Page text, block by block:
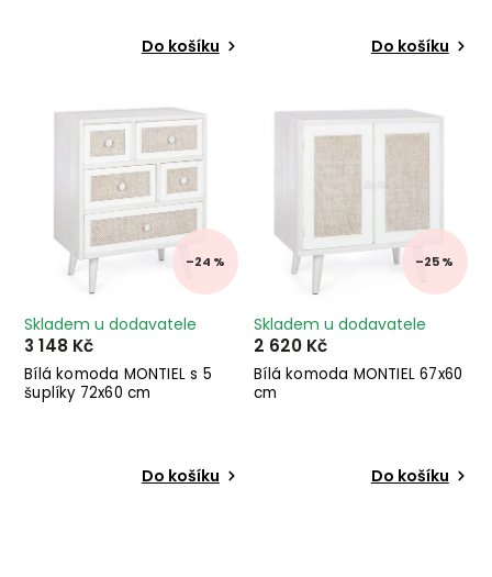
Do košíku Do košíku
–24 %
Bílá komoda MONTIEL s 5
šuplíky 72x60 cm
Skladem u dodavatele
3 148 Kč
Do košíku
–25 %
Bílá komoda MONTIEL 67x60
cm
Skladem u dodavatele
2 620 Kč
Do košíku